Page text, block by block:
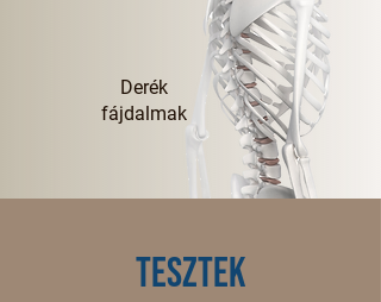
Derék
fájdalmak
Tesztek